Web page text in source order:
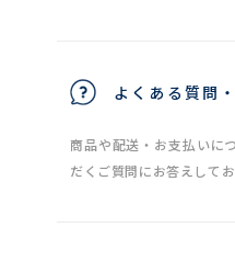
よくある質問
商品や配送・お支払いに
だくご質問にお答えしてお